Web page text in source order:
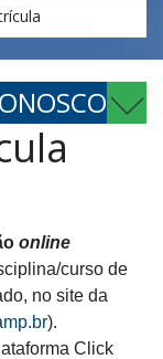
online
curso de
no site da
).
Click